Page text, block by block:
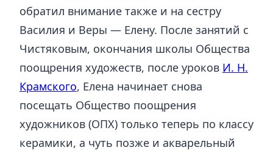
обратил внимание также и на сестру
Василия и Веры — Елену. После занятий с
Чистяковым, окончания школы Общества
поощрения художеств, после уроков И. Н.
Крамского, Елена начинает снова
посещать Общество поощрения
художников (ОПХ) только теперь по классу
керамики, а чуть позже и акварельный